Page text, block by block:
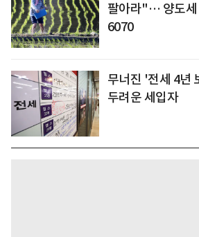
팔아라"… 양도세
6070
무너진 '전세 4년
두려운 세입자